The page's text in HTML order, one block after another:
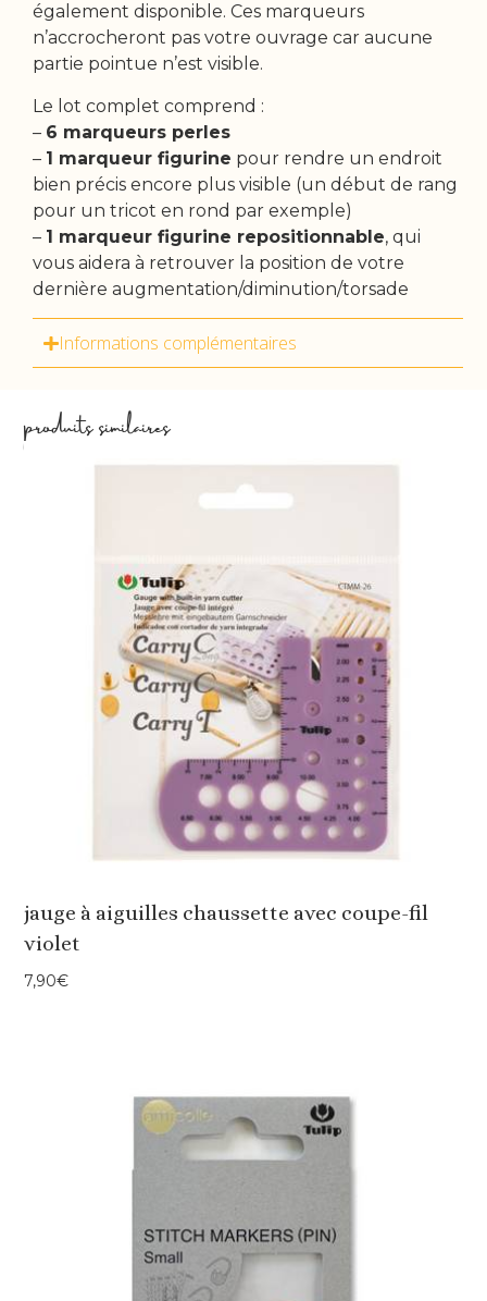
également disponible. Ces marqueurs
n’accrocheront pas votre ouvrage car aucune
partie pointue n’est visible.
Le lot complet comprend :
– 6 marqueurs perles
– 1 marqueur figurine pour rendre un endroit
bien précis encore plus visible (un début de rang
pour un tricot en rond par exemple)
– 1 marqueur figurine repositionnable, qui
vous aidera à retrouver la position de votre
dernière augmentation/diminution/torsade
Informations complémentaires
produits similaires
jauge à aiguilles chaussette avec coupe-fil
violet
7,90€